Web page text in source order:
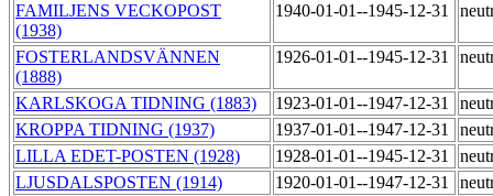
FAMILJENS VECKOPOST
(1938)
1940-01-01--1945-12-31
FOSTERLANDSVÄNNEN
(1888)
1926-01-01--1945-12-31
KARLSKOGA TIDNING (1883) 1923-01-01--1947-12-31
KROPPA TIDNING (1937)
1937-01-01--1947-12-31
LILLA EDET-POSTEN (1928)
1928-01-01--1945-12-31
LJUSDALSPOSTEN (1914)
1920-01-01--1947-12-31